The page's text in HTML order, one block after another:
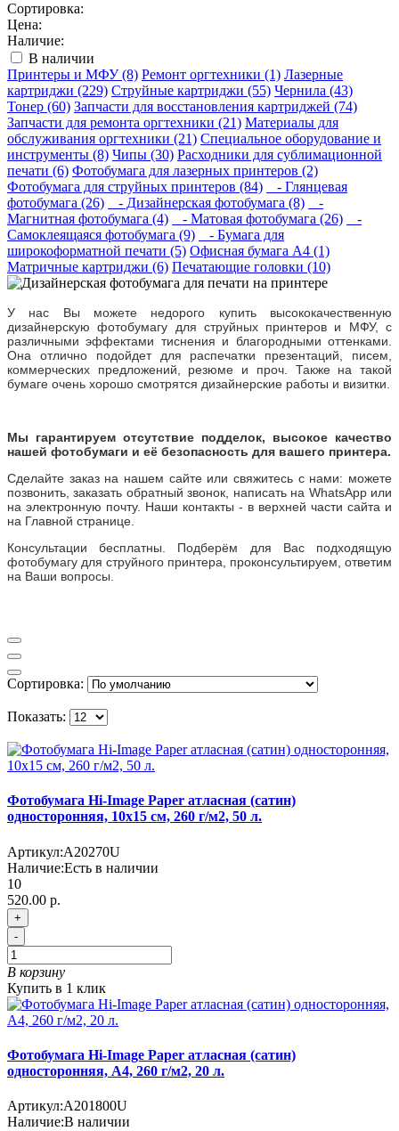
Сортировка:
Цена:
Наличие:
В наличии
Принтеры и МФУ (8) Ремонт оргтехники (1) Лазерные
картриджи (229) Струйные картриджи (55) Чернила (43)
Тонер (60) Запчасти для восстановления картриджей (74)
Запчасти для ремонта оргтехники (21) Материалы для
обслуживания оргтехники (21) Специальное оборудование и
инструменты (8) Чипы (30) Расходники для сублимационной
печати (6) Фотобумага для лазерных принтеров (2)
Фотобумага для струйных принтеров (84)
- Глянцевая
фотобумага (26)
- Дизайнерская фотобумага (8)
-
Магнитная фотобумага (4)
- Матовая фотобумага (26)
-
Самоклеящаяся фотобумага (9)
- Бумага для
широкоформатной печати (5) Офисная бумага А4 (1)
Матричные картриджи (6) Печатающие головки (10)
У нас Вы можете недорого купить высококачественную
дизайнерскую фотобумагу для струйных принтеров и МФУ, с
различными эффектами тиснения и благородными оттенками.
Она отлично подойдет для распечатки презентаций, писем,
коммерческих предложений, резюме и проч. Также на такой
бумаге очень хорошо смотрятся дизайнерские работы и визитки.
Мы гарантируем отсутствие подделок, высокое качество
нашей фотобумаги и её безопасность для вашего принтера.
Сделайте заказ на нашем сайте или свяжитесь с нами: можете
позвонить, заказать обратный звонок, написать на WhatsApp или
на электронную почту. Наши контакты - в верхней части сайта и
на Главной странице.
Консультации бесплатны. Подберём для Вас подходящую
фотобумагу для струйного принтера, проконсультируем, ответим
на Ваши вопросы.
Сортировка:
Показать:
Фотобумага Hi-Image Paper атласная (сатин)
односторонняя, 10х15 см, 260 г/м2, 50 л.
Артикул:A20270U
Наличие:Есть в наличии
10
520.00 р.
+
-
В корзину
Купить в 1 клик
Фотобумага Hi-Image Paper атласная (сатин)
односторонняя, A4, 260 г/м2, 20 л.
Артикул:A201800U
Наличие:В наличии